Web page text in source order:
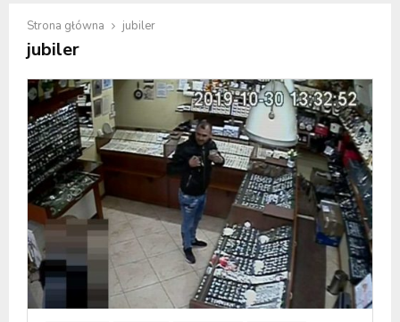
Strona główna jubiler
jubiler